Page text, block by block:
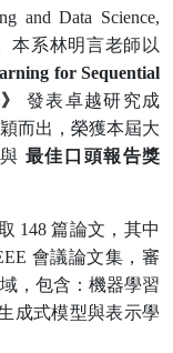
and Data Science,
本系林明言老師以
for Sequential
》
發表卓越研究成
而出，榮獲本屆大
與 最佳口頭報告獎
148篇論文，其中
會議論文集，審
，包含：機器學習
成式模型與表示學